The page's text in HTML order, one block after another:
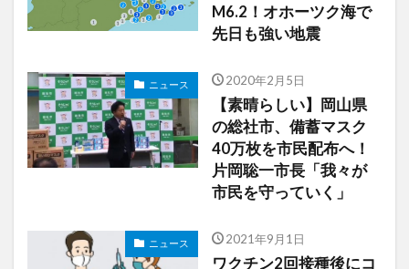
M6.2！オホーツク海で
先日も強い地震
ニュース 2020年2月5日
【素晴らしい】岡山県
の総社市、備蓄マスク
40万枚を市民配布へ！
片岡聡一市長「我々が
市民を守っていく」
ニュース 2021年9月1日
ワクチン2回接種後にコ